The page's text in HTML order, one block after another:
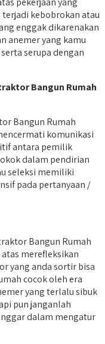
kebobrokan atau
enggak dikarenakan
anemer yang kamu
serupa dengan
Bangun Rumah
Bangun Rumah
komunikasi
antara pemilik
dalam pendirian
seleksi memiliki
pada pertanyaan /
Bangun Rumah
merefleksikan
yang anda sortir bisa
cocok oleh era
yang terlalu sibuk
pun janganlah
dalam mengatur